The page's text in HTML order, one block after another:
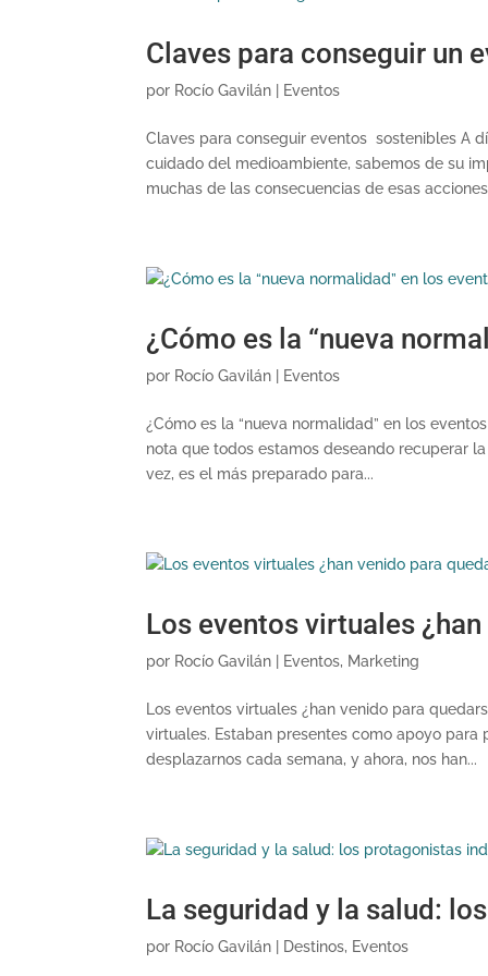
Claves para conseguir un
por Rocío Gavilán Eventos
Claves para conseguir eventos sostenibles A
cuidado del medioambiente, sabemos de su
muchas de las consecuencias de esas
¿Cómo es la “nueva
por Rocío Gavilán Eventos
¿Cómo es la “nueva normalidad” en los
nota que todos estamos deseando recuperar
vez, es el más preparado para...
Los eventos virtuales
por Rocío Gavilán Eventos, Marketing
​Los eventos virtuales ¿han venido para
virtuales. Estaban presentes como apoyo
desplazarnos cada semana, y ahora, nos han...
La seguridad y la salud:
por Rocío Gavilán Destinos, Eventos